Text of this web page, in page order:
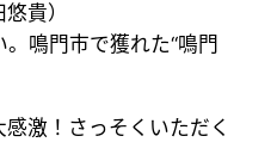
貴）
。鳴門市で獲れた“鳴門
激！さっそくいただく